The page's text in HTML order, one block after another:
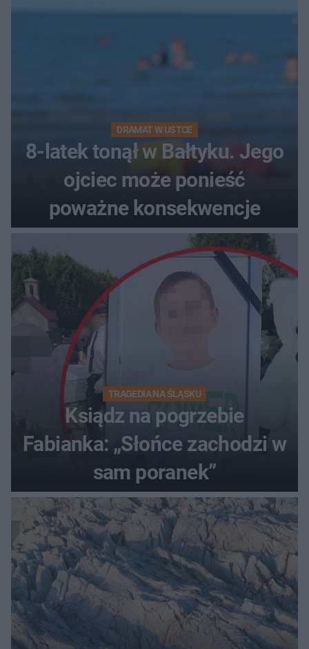
DRAMAT W USTCE
8-latek tonął w Bałtyku. Jego
ojciec może ponieść
poważne konsekwencje
TRAGEDIA NA ŚLĄSKU
Ksiądz na pogrzebie
Fabianka: „Słońce zachodzi w
sam poranek”